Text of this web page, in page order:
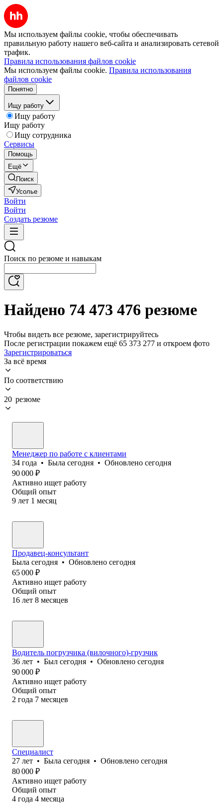
Мы используем файлы cookie, чтобы обеспечивать
правильную работу нашего веб-сайта и анализировать сетевой
трафик.
Правила использования файлов cookie
Мы используем файлы cookie. Правила использования
файлов cookie
Понятно
Ищу работу
Ищу работу
Ищу работу
Ищу сотрудника
Сервисы
Помощь
Ещё
Поиск
Усолье
Войти
Войти
Создать резюме
Поиск по резюме и навыкам
Найдено 74 473 476 резюме
Чтобы видеть все резюме, зарегистрируйтесь
После регистрации покажем ещё 65 373 277 и откроем фото
Зарегистрироваться
За всё время
По соответствию
20 резюме
Менеджер по работе с клиентами
34 года • Была сегодня • Обновлено сегодня
90 000 ₽
Активно ищет работу
Общий опыт
9 лет 1 месяц
Продавец-консультант
Была сегодня • Обновлено сегодня
65 000 ₽
Активно ищет работу
Общий опыт
16 лет 8 месяцев
Водитель погрузчика (вилочного)-грузчик
36 лет • Был сегодня • Обновлено сегодня
90 000 ₽
Активно ищет работу
Общий опыт
2 года 7 месяцев
Специалист
27 лет • Была сегодня • Обновлено сегодня
80 000 ₽
Активно ищет работу
Общий опыт
4 года 4 месяца